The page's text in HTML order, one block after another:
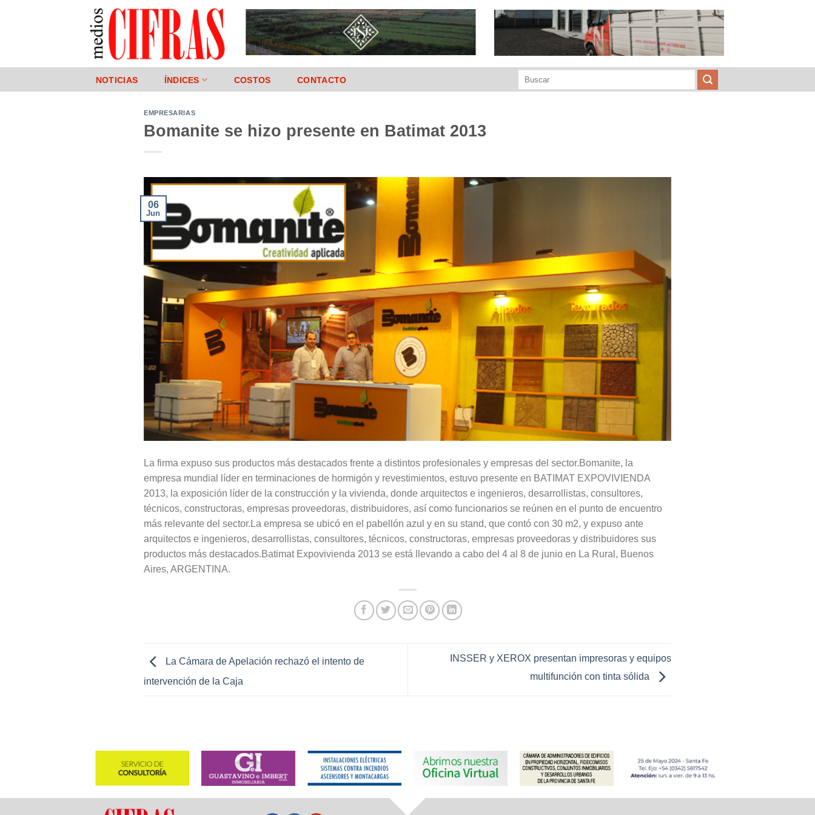
NOTICIAS ÍNDICES COSTOS CONTACTO
EMPRESARIAS
Bomanite se hizo presente en Batimat 2013
06
Jun
La firma expuso sus productos más destacados frente a distintos profesionales y empresas del sector.Bomanite, la
empresa mundial líder en terminaciones de hormigón y revestimientos, estuvo presente en BATIMAT EXPOVIVIENDA
2013, la exposición líder de la construcción y la vivienda, donde arquitectos e ingenieros, desarrollistas, consultores,
técnicos, constructoras, empresas proveedoras, distribuidores, así como funcionarios se reúnen en el punto de encuentro
más relevante del sector.La empresa se ubicó en el pabellón azul y en su stand, que contó con 30 m2, y expuso ante
arquitectos e ingenieros, desarrollistas, consultores, técnicos, constructoras, empresas proveedoras y distribuidores sus
productos más destacados.Batimat Expovivienda 2013 se está llevando a cabo del 4 al 8 de junio en La Rural, Buenos
Aires, ARGENTINA.
La Cámara de Apelación rechazó el intento de
intervención de la Caja
INSSER y XEROX presentan impresoras y equipos
multifunción con tinta sólida